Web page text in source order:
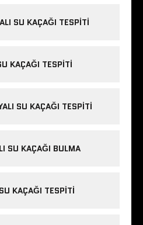
SU KAÇAĞI TESPITI
KAÇAĞI TESPITI
SU KAÇAĞI TESPITI
SU KAÇAĞI BULMA
KAÇAĞI TESPITI